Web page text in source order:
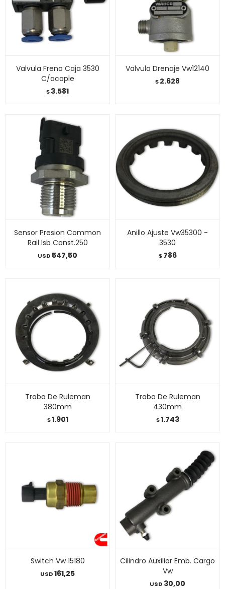
Valvula Freno Caja 3530
C/acople
$3.581
Valvula Drenaje Vw12140
$2.628
Sensor Presion Common
Rail Isb Const.250
USD 547,50
Anillo Ajuste Vw35300 -
3530
$ 786
Traba De Ruleman
380mm
$1.901
Traba De Ruleman
430mm
$1.743
Switch Vw 15180
USD161,25
Cilindro Auxiliar Emb. Cargo
Vw
USD 30,00